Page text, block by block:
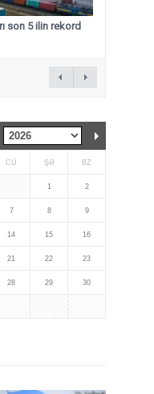
son 5 ilin rekord
CÜ ŞƏ BZ
1 2
7 8 9
14 15 16
21 22 23
28 29 30